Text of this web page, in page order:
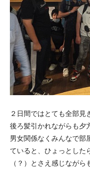
２日間ではとても全部見
後ろ髪引かれながらも夕
男女関係なくみんなで部
ていると、ひょっとした
（？）とさえ感じなが